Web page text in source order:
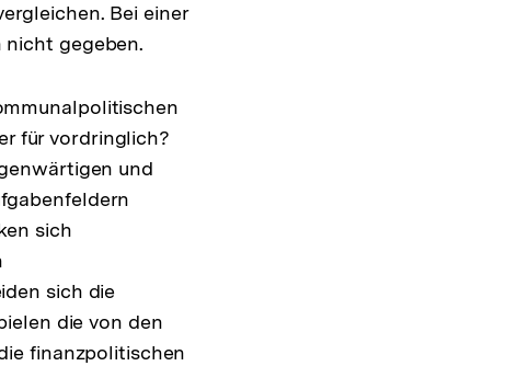
Bei einer
nicht gegeben.
für vordringlich?
und
sich
sich die
die von den
finanzpolitischen